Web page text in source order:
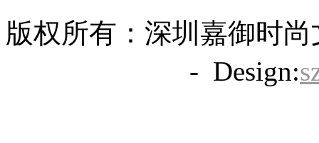
版权所有：深圳嘉御时
- Design: